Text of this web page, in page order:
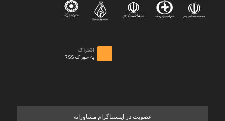
اشتراک
به خوراک RSS
عضویت در اینستاگرام مشاورانه